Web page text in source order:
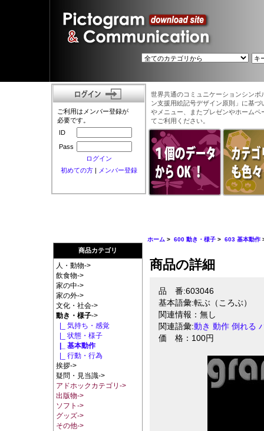
ご利用はメンバー登録が
必要です。
ID
Pass
ログイン
初めての方| メンバー登録
世界共通のコミュニケーションシン
ン支援用絵記号デザイン原則」に基
やメニュー、またプレゼンやホーム
てご利用ください。
商品カテゴリ
人・動物->
飲食物->
家の中->
家の外->
文化・社会->
動き・様子->
|_ 気持ち・感覚
|_ 状態・様子
|_ 基本動作
|_ 行動・行為
挨拶->
疑問・見当識->
アドホックカテゴリ->
出版物->
ソフト->
グッズ->
その他->
ホーム >600 動き・様子 >603 基本動作
商品の詳細
品 番:603046
基本語彙:転ぶ（ころぶ）
関連情報：無し
関連語彙:動き 動作 倒れる
価 格：100円